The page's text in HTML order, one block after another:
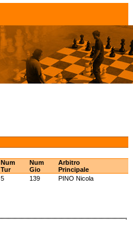
Num
Tur
Num
Gio
Arbitro
Principale
5 139
PINO Nicola